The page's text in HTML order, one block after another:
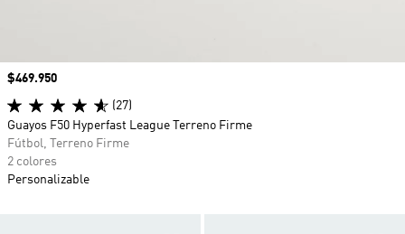
Precio
$469.950
(27)
Guayos F50 Hyperfast League Terreno Firme
Fútbol, Terreno Firme
2 colores
Personalizable